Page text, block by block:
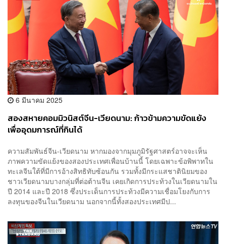
6 มีนาคม 2025
สองสหายคอมมิวนิสต์จีน-เวียดนาม: ก้าวข้ามความขัดแย้ง
เพื่ออุดมการณ์ที่กินได้
ความสัมพันธ์จีน-เวียดนาม หากมองจากมุมภูมิรัฐศาสตร์อาจจะเห็น
ภาพความขัดแย้งของสองประเทศเพื่อนบ้านนี้ โดยเฉพาะข้อพิพาทใน
ทะเลจีนใต้ที่มีการอ้างสิทธิทับซ้อนกัน รวมทั้งมีกระแสชาตินิยมของ
ชาวเวียดนามบางกลุ่มที่ต่อต้านจีน เคยเกิดการประท้วงในเวียดนามใน
ปี 2014 และปี 2018 ซึ่งประเด็นการประท้วงมีความเชื่อมโยงกับการ
ลงทุนของจีนในเวียดนาม นอกจากนี้ทั้งสองประเทศมีป...